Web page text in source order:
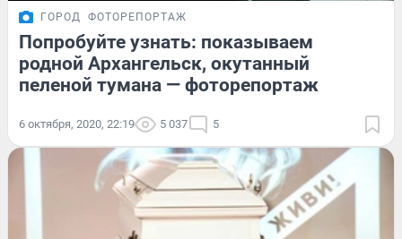
ГОРОД ФОТОРЕПОРТАЖ
Попробуйте узнать: показываем
родной Архангельск, окутанный
пеленой тумана — фоторепортаж
6 октября, 2020, 22:19 5 037 5